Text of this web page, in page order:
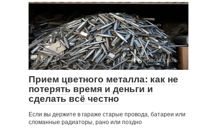
Разное 6 просмотров
Прием цветного металла: как не
потерять время и деньги и
сделать всё честно
Если вы держите в гараже старые провода, батареи или
сломанные радиаторы, рано или поздно